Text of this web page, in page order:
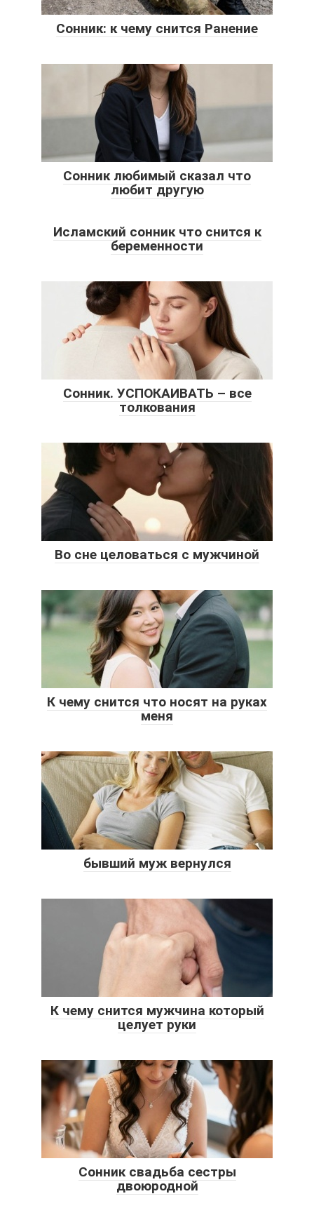
Сонник: к чему снится Ранение
Сонник любимый сказал что
любит другую
Исламский сонник что снится к
беременности
Сонник. УСПОКАИВАТЬ – все
толкования
Во сне целоваться с мужчиной
К чему снится что носят на руках
меня
бывший муж вернулся
К чему снится мужчина который
целует руки
Сонник свадьба сестры
двоюродной